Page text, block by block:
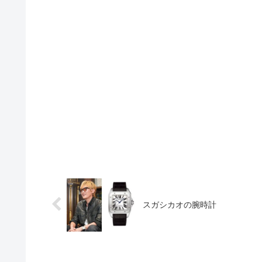
スガシカオの腕時計